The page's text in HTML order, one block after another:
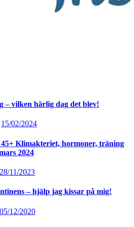
– vilken härlig dag det blev!
15/02/2024
Klimakteriet, hormoner, träning
2024
28/11/2023
– hjälp jag kissar på mig!
05/12/2020